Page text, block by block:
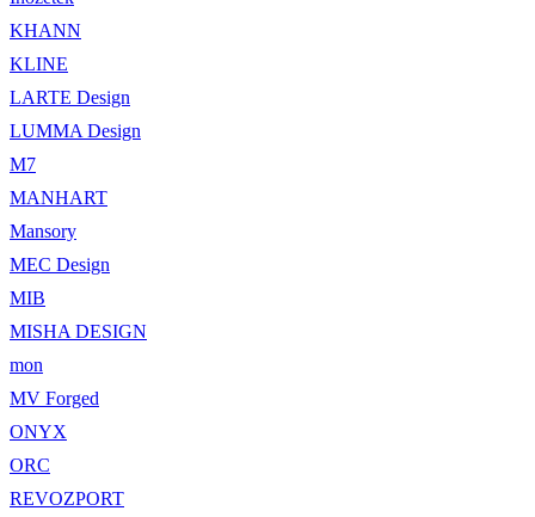
KHANN
KLINE
LARTE Design
LUMMA Design
M7
MANHART
Mansory
MEC Design
MIB
MISHA DESIGN
mon
MV Forged
ONYX
ORC
REVOZPORT